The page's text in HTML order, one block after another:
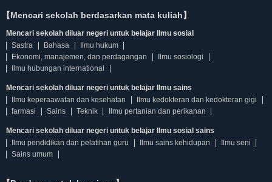
【Mencari sekolah berdasarkan mata kuliah】
Mencari sekolah diluar negeri untuk belajar Ilmu sosial
Sastra
Bahasa
Ilmu hukum
Ekonomi, manajemen, dan perdagangan
Ilmu sosiologi
Ilmu hubungan international
Mencari sekolah diluar negeri untuk belajar Ilmu sains
Ilmu keperaawatan dan kesehatan
Ilmu kedokteran dan kedokteran gigi
farmasi
Sains Teknik Ilmu pertanian dan perikanan
Mencari sekolah diluar negeri untuk belajar Ilmu sosial sains
Ilmu pendidikan dan pelatihan guru
Ilmu sains kehidupan
Ilmu seni
Sains umum